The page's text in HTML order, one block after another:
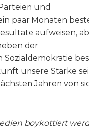
und
paar Monaten
aufweisen,
der
unsere Stärke
Jahren von
boykottiert